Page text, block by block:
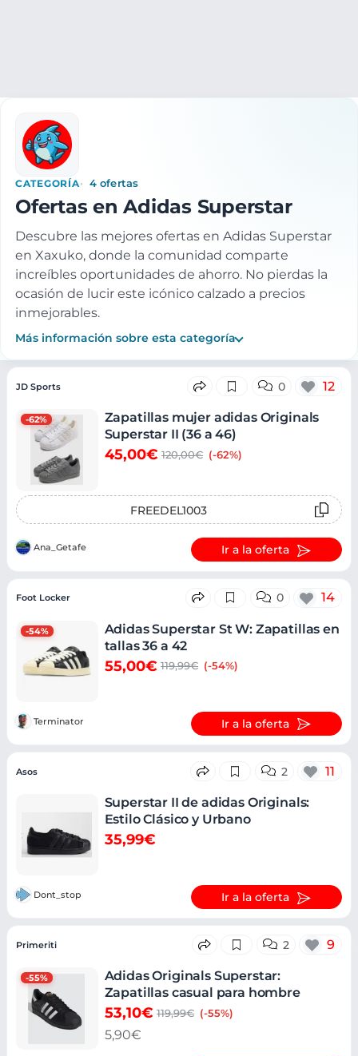
CATEGORÍA 4 ofertas
Ofertas en Adidas Superstar
Descubre las mejores ofertas en Adidas Superstar
en Xaxuko, donde la comunidad comparte
increíbles oportunidades de ahorro. No pierdas la
ocasión de lucir este icónico calzado a precios
inmejorables.
Más información sobre esta categoría
Ofertas
-62%
JD Sports 0 12
Zapatillas mujer adidas Originals
Superstar II (36 a 46)
45,00€ 120,00€ (-62%)
FREEDEL1003
Ana_Getafe Ir a la oferta
-54%
Foot Locker 0 14
Adidas Superstar St W: Zapatillas en
tallas 36 a 42
55,00€ 119,99€ (-54%)
Terminator Ir a la oferta
Asos 2 11
Superstar II de adidas Originals:
Estilo Clásico y Urbano
35,99€
Dont_stop Ir a la oferta
-55%
Primeriti 2 9
Adidas Originals Superstar:
Zapatillas casual para hombre
53,10€ 119,99€ (-55%)
5,90€